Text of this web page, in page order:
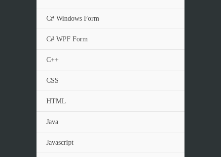
C# Windows Form
C# WPF Form
C++
CSS
HTML
Java
Javascript